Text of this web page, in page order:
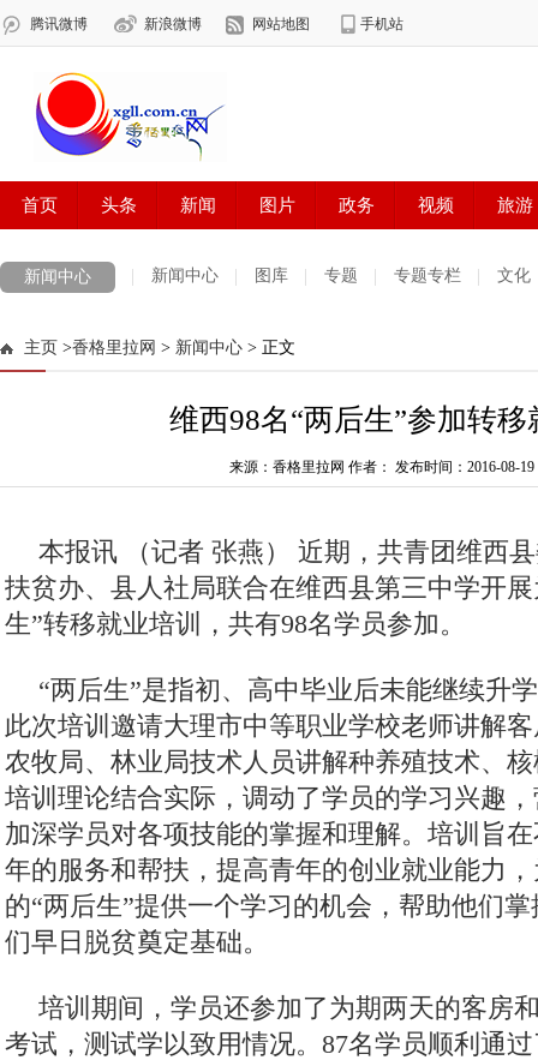
新闻中心 新闻中心 图库 专题 专题专栏 文化
法治迪庆
主页 >香格里拉网 > 新闻中心 > 正文
维西98名“两后生”参加转移
来源：香格里拉网 作者： 发布时间：2016-08-19
本报讯 （记者 张燕） 近期，共青团维西
扶贫办、县人社局联合在维西县第三中学开
生”转移就业培训，共有98名学员参加。
“两后生”是指初、高中毕业后未能继续升
此次培训邀请大理市中等职业学校老师讲解
农牧局、林业局技术人员讲解种养殖技术、
培训理论结合实际，调动了学员的学习兴趣
加深学员对各项技能的掌握和理解。培训旨
年的服务和帮扶，提高青年的创业就业能力
的“两后生”提供一个学习的机会，帮助他们
们早日脱贫奠定基础。
培训期间，学员还参加了为期两天的客房
考试，测试学以致用情况。87名学员顺利通